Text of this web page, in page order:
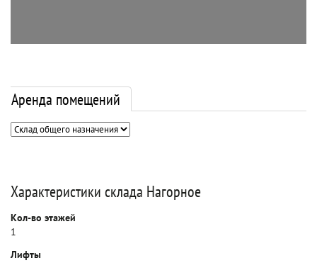
Аренда помещений
Характеристики склада Нагорное
Кол-во этажей
1
Лифты